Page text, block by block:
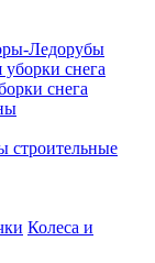
Ледорубы
снега
строительные
Колеса и